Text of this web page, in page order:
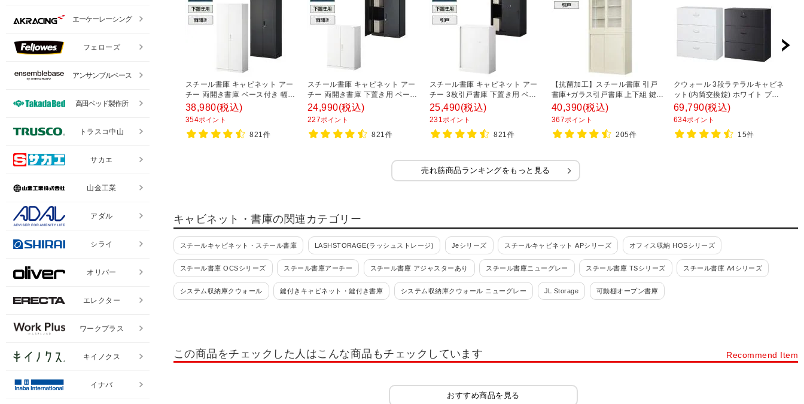
スチール書庫 キャビネット アー
チー 両開き書庫 ベース付き 幅
800×奥行400×高さ1850mm
38,980(税込)
354ポイント
821件
スチール書庫 キャビネット アー
チー 両開き書庫 下置き用 ベース
付き 幅800×奥行400×高さ
1100mm
24,990(税込)
227ポイント
821件
スチール書庫 キャビネット アー
チー 3枚引戸書庫 下置き用 ベー
ス付き 幅800×奥行400×高さ
1100mm
25,490(税込)
231ポイント
821件
【抗菌加工】スチール書庫 引戸
書庫+ガラス引戸書庫 上下組 鍵付
き オフィス キャビネット 国産 完
成品 【SIAA】
40,390(税込)
367ポイント
205件
クウォール 3段ラテラルキャビネ
ット(内筒交換錠) ホワイト ブラ
ック 幅900×奥行450×高さ
1050mm/RW45-310D RK45-
310D 【国産】 【完成品】
69,790(税込)
634ポイント
15件
売れ筋商品ランキングをもっと見る
キャビネット・書庫の関連カテゴリー
スチールキャビネット・スチール書庫 LASHSTORAGE(ラッシュストレージ) Jeシリーズ スチールキャビネット APシリーズ オフィス収納 HOSシリーズ
スチール書庫 OCSシリーズ スチール書庫アーチー スチール書庫 アジャスターあり スチール書庫ニューグレー スチール書庫 TSシリーズ スチール書庫 A4シリーズ
システム収納庫クウォール 鍵付きキャビネット・鍵付き書庫 システム収納庫クウォール ニューグレー JL Storage 可動棚オープン書庫
書類整理ケース 高さ880mm(錠付・鍵付) 書類整理ケース デスク周辺型 書類整理ケース デスク周辺型(錠付・鍵付) ファイリングキャビネット
この商品をチェックした人はこんな商品もチェックしています Recommend Item
おすすめ商品を見る
エーケーレーシング
フェローズ
アンサンブルベース
高田ベッド製作所
トラスコ中山
サカエ
山金工業
アダル
シライ
オリバー
エレクター
ワークプラス
キイノクス
イナバ